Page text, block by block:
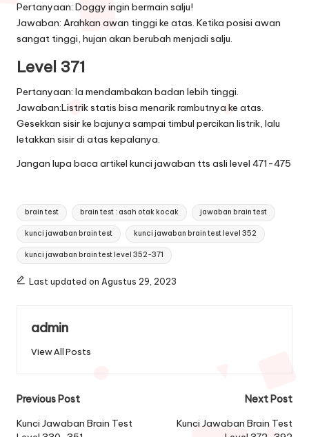
Pertanyaan: Doggy ingin bermain salju!
Jawaban: Arahkan awan tinggi ke atas. Ketika posisi awan
sangat tinggi, hujan akan berubah menjadi salju.
Level 371
Pertanyaan: Ia mendambakan badan lebih tinggi.
Jawaban:Listrik statis bisa menarik rambutnya ke atas.
Gesekkan sisir ke bajunya sampai timbul percikan listrik, lalu
letakkan sisir di atas kepalanya.
Jangan lupa baca artikel kunci jawaban tts asli level 471-475
Tags:
brain test brain test : asah otak kocak jawaban brain test
kunci jawaban brain test kunci jawaban brain test level 352
kunci jawaban brain test level 352-371
Last updated on Agustus 29, 2023
admin
View All Posts
Post
navigation
Previous Post
Kunci Jawaban Brain Test
Next Post
Kunci Jawaban Brain Test